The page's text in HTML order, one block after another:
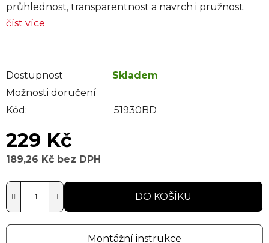
průhlednost, transparentnost a navrch i pružnost.
číst více
Dostupnost
Skladem
Možnosti doručení
Kód:
51930BD
229 Kč
189,26 Kč bez DPH
DO KOŠÍKU
Montážní instrukce